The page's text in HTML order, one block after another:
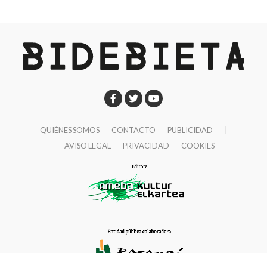
QUIÉNES SOMOS CONTACTO PUBLICIDAD
AVISO LEGAL
PRIVACIDAD COOKIES